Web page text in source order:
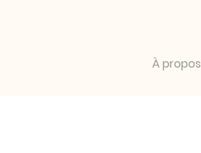
À propos